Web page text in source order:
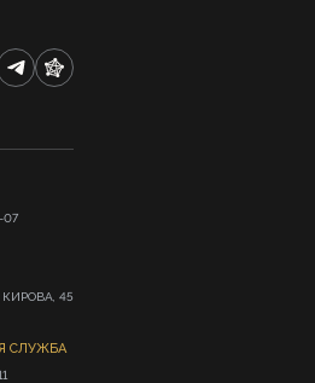
07
КИРОВА, 45
СЛУЖБА